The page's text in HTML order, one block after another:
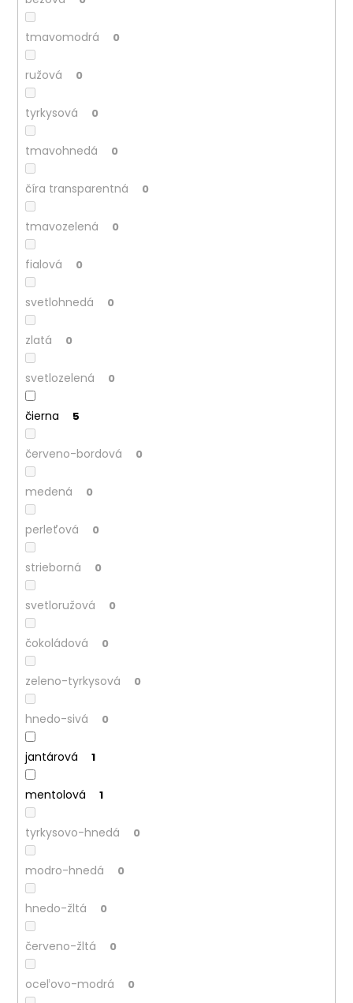
tmavomodrá 0
ružová 0
tyrkysová 0
tmavohnedá 0
číra transparentná 0
tmavozelená 0
fialová 0
svetlohnedá 0
zlatá 0
svetlozelená 0
čierna 5
červeno-bordová 0
medená 0
perleťová 0
strieborná 0
svetloružová 0
čokoládová 0
zeleno-tyrkysová 0
hnedo-sivá 0
jantárová 1
mentolová 1
tyrkysovo-hnedá 0
modro-hnedá 0
hnedo-žltá 0
červeno-žltá 0
oceľovo-modrá 0